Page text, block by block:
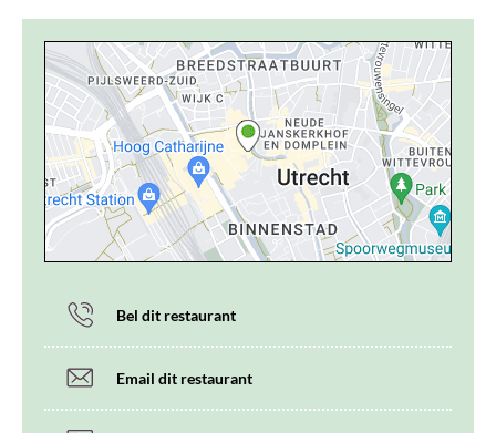
Bel dit restaurant
Email dit restaurant